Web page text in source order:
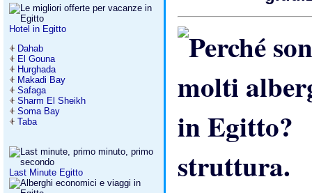
Hotel in Egitto
Dahab
El Gouna
Hurghada
Makadi Bay
Safaga
Sharm El Sheikh
Soma Bay
Taba
Last Minute Egitto struttura.